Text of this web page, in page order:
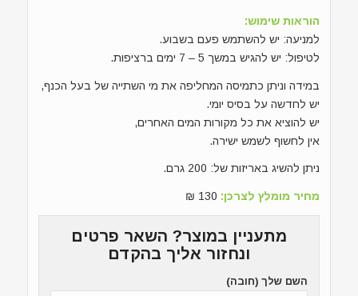
הוראות שימוש:
למניעה: יש להשתמש פעם בשבוע.
לטיפול: יש להגיש במשך 5 – 7 ימים ברציפות.
במידה וניתן כתמיסה המחליפה את מי השתייה של בעל הכנף,
יש לחדשה על בסיס יומי.
יש להוציא את כל מקורות המים האחרים,
אין לחשוף לשמש ישירה.
ניתן להשיג באריזות של: 200 גרם.
מחיר מומלץ לצרכן:
מתעניין במוצר? השאר פרטים
ונחזור אליך בהקדם
השם שלך (חובה)